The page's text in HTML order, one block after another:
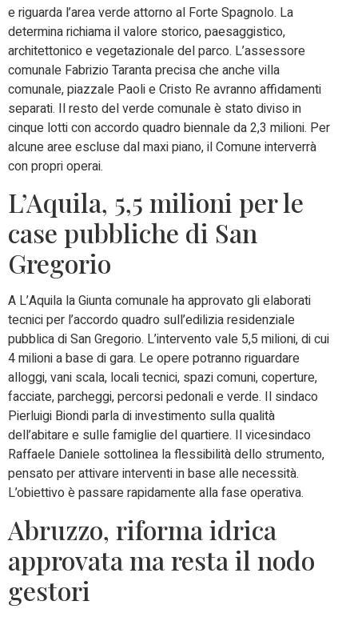
e riguarda l’area verde attorno al Forte Spagnolo. La
determina richiama il valore storico, paesaggistico,
architettonico e vegetazionale del parco. L’assessore
comunale Fabrizio Taranta precisa che anche villa
comunale, piazzale Paoli e Cristo Re avranno affidamenti
separati. Il resto del verde comunale è stato diviso in
cinque lotti con accordo quadro biennale da 2,3 milioni. Per
alcune aree escluse dal maxi piano, il Comune interverrà
con propri operai.
L’Aquila, 5,5 milioni per le
case pubbliche di San
Gregorio
A L’Aquila la Giunta comunale ha approvato gli elaborati
tecnici per l’accordo quadro sull’edilizia residenziale
pubblica di San Gregorio. L’intervento vale 5,5 milioni, di cui
4 milioni a base di gara. Le opere potranno riguardare
alloggi, vani scala, locali tecnici, spazi comuni, coperture,
facciate, parcheggi, percorsi pedonali e verde. Il sindaco
Pierluigi Biondi parla di investimento sulla qualità
dell’abitare e sulle famiglie del quartiere. Il vicesindaco
Raffaele Daniele sottolinea la flessibilità dello strumento,
pensato per attivare interventi in base alle necessità.
L’obiettivo è passare rapidamente alla fase operativa.
Abruzzo, riforma idrica
approvata ma resta il nodo
gestori